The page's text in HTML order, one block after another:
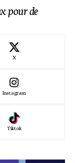
pour de
X
Instagram
Tiktok